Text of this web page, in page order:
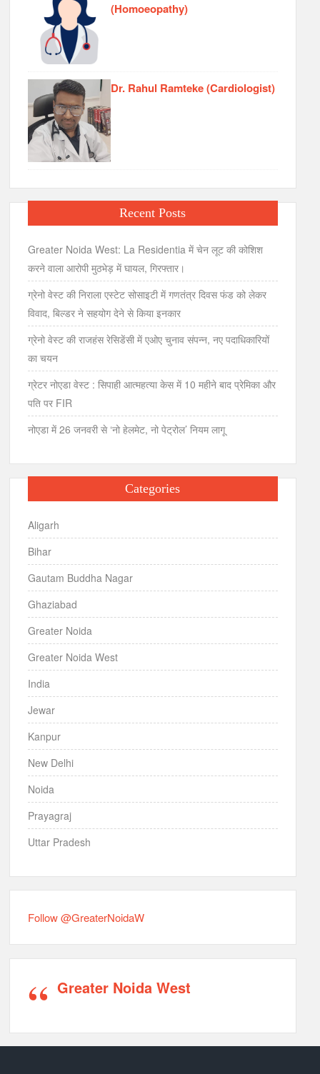
(Homoeopathy)
Dr. Rahul Ramteke (Cardiologist)
Recent Posts
Greater Noida West: La Residentia में चेन लूट की कोशिश
करने वाला आरोपी मुठभेड़ में घायल, गिरफ्तार।
ग्रेनो वेस्ट की निराला एस्टेट सोसाइटी में गणतंत्र दिवस फंड को लेकर
विवाद, बिल्डर ने सहयोग देने से किया इनकार
ग्रेनो वेस्ट की राजहंस रेसिडेंसी में एओए चुनाव संपन्न, नए पदाधिकारियों
का चयन
ग्रेटर नोएडा वेस्ट : सिपाही आत्महत्या केस में 10 महीने बाद प्रेमिका और
पति पर FIR
नोएडा में 26 जनवरी से ‘नो हेलमेट, नो पेट्रोल’ नियम लागू
Categories
Aligarh
Bihar
Gautam Buddha Nagar
Ghaziabad
Greater Noida
Greater Noida West
India
Jewar
Kanpur
New Delhi
Noida
Prayagraj
Uttar Pradesh
Follow @GreaterNoidaW
Greater Noida West